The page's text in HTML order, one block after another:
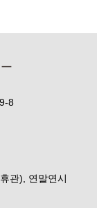
8
관), 연말연시